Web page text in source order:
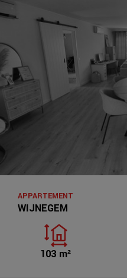
WIJNEGEM
APPARTEMENT
103 m²